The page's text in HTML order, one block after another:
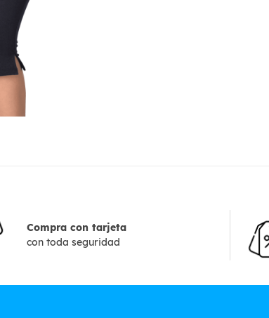
Compra con tarjeta
con toda seguridad